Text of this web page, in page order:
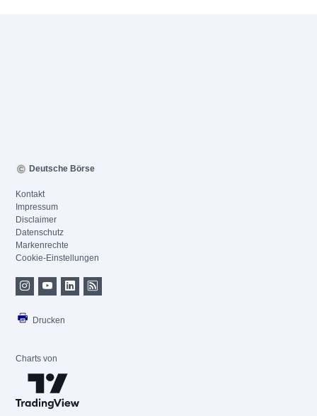
Deutsche Börse
Kontakt
Impressum
Disclaimer
Datenschutz
Markenrechte
Cookie-Einstellungen
Drucken
Charts von